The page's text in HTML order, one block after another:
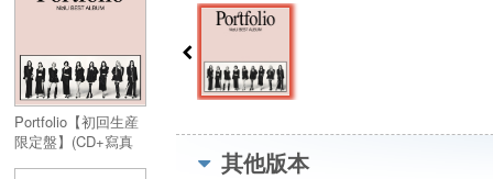
Portfolio【初回生産
限定盤】(CD+寫真
其他版本